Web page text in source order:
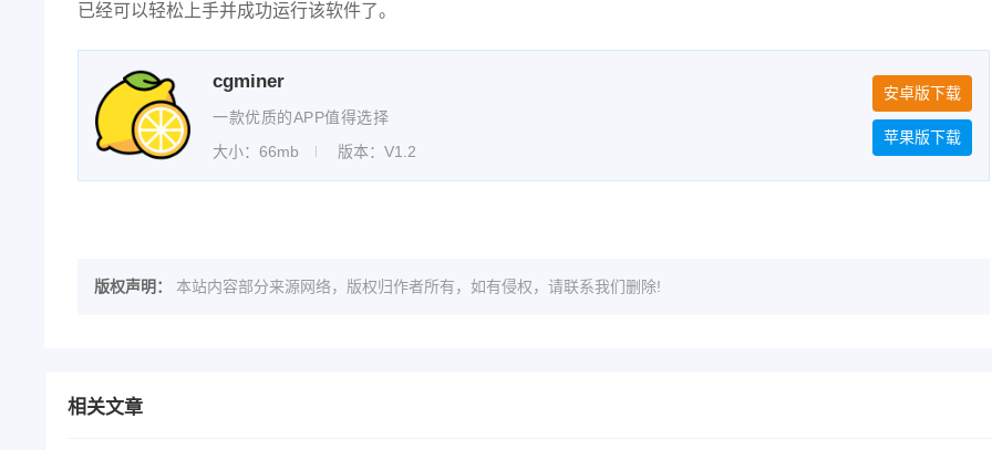
已经可以轻松上手并成功运行该软件了。
cgminer
一款优质的APP值得选择
大小：66mb
版本：V1.2
安卓版下载
苹果版下载
版权声明： 本站内容部分来源网络，版权归作者所有，如有侵权，请联系我们删除!
相关文章